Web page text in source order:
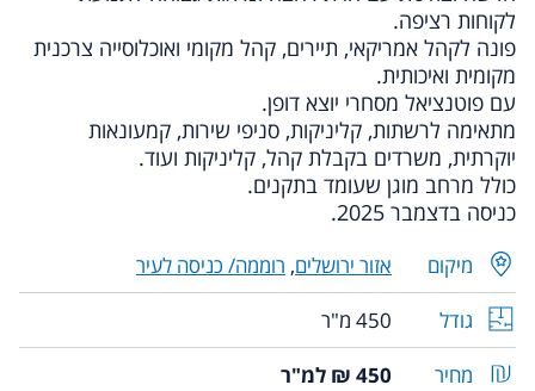
לקוחות רציפה.
פונה לקהל אמריקאי, תיירים, קהל מקומי ואוכלוסייה צרכנית
מקומית ואיכותית.
עם פוטנציאל מסחרי יוצא דופן.
מתאימה לרשתות, קליניקות, סניפי שירות, קמעונאות
יוקרתית, משרדים בקבלת קהל, קליניקות ועוד.
כולל מרחב מוגן שעומד בתקנים.
כניסה בדצמבר 2025.
מיקום אזור ירושלים, רוממה/ כניסה לעיר
גודל
450 מ"ר
מחיר
450 ₪ למ"ר